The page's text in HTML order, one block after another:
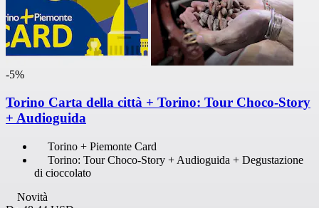
-5%
Torino Carta della città + Torino: Tour Choco-Story
+ Audioguida
Torino + Piemonte Card
Torino: Tour Choco-Story + Audioguida + Degustazione
di cioccolato
Novità